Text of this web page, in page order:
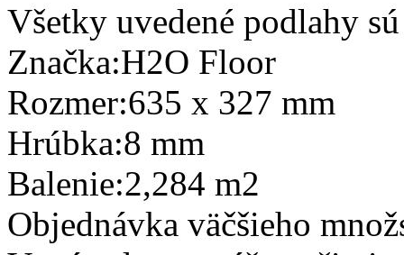
Všetky uvedené podlahy
Značka:H2O Floor
Rozmer:635 x 327 mm
Hrúbka:8 mm
Balenie:2,284 m2
Objednávka väčšieho